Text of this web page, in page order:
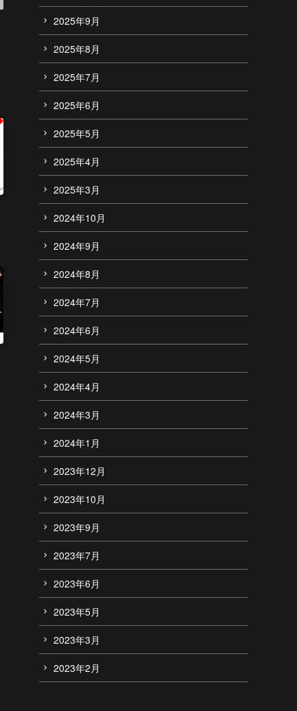
2025年9月
2025年8月
2025年7月
2025年6月
2025年5月
2025年4月
2025年3月
2024年10月
2024年9月
2024年8月
2024年7月
2024年6月
2024年5月
2024年4月
2024年3月
2024年1月
2023年12月
2023年10月
2023年9月
2023年7月
2023年6月
2023年5月
2023年3月
2023年2月